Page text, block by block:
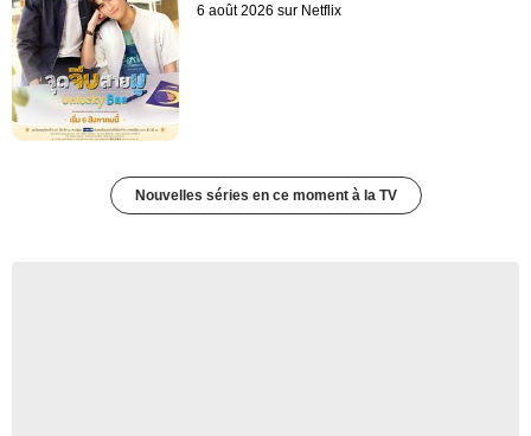
6 août 2026 sur Netflix
Nouvelles séries en ce moment à la TV